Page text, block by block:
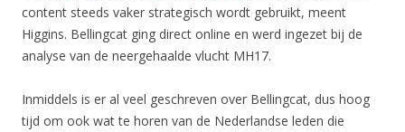
content steeds vaker strategisch wordt gebruikt, meent
Higgins. Bellingcat ging direct online en werd ingezet bij de
analyse van de neergehaalde vlucht MH17.
Inmiddels is er al veel geschreven over Bellingcat, dus hoog
tijd om ook wat te horen van de Nederlandse leden die